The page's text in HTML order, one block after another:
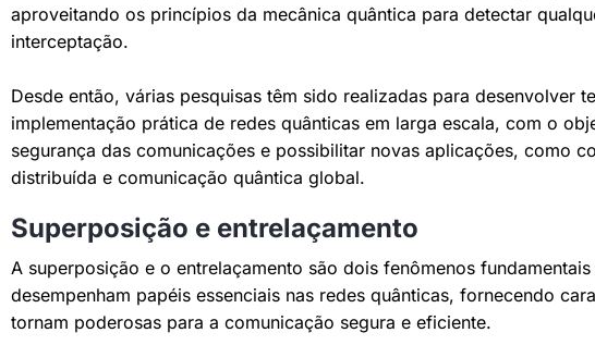
aproveitando os princípios da mecânica quântica para detectar
interceptação.
Desde então, várias pesquisas têm sido realizadas para desenvolver
implementação prática de redes quânticas em larga escala, com o
segurança das comunicações e possibilitar novas aplicações, como
distribuída e comunicação quântica global.
Superposição e entrelaçamento
A superposição e o entrelaçamento são dois fenômenos
desempenham papéis essenciais nas redes quânticas, fornecendo
tornam poderosas para a comunicação segura e eficiente.